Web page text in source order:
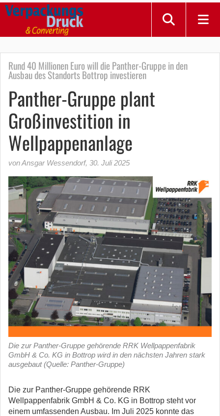
Rund 40 Millionen Euro will die Panther-Gruppe in den
Ausbau des Standorts Bottrop investieren
Panther-Gruppe plant
Großinvestition in
Wellpappenanlage
von Ansgar Wessendorf, 30. Juli 2025
Die zur Panther-Gruppe gehörende RRK Wellpappenfabrik
GmbH & Co. KG in Bottrop wird in den nächsten Jahren stark
ausgebaut (Quelle: Panther-Gruppe)
Die zur Panther-Gruppe gehörende RRK
Wellpappenfabrik GmbH & Co. KG in Bottrop steht vor
einem umfassenden Ausbau. Im Juli 2025 konnte das